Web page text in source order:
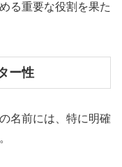
る重要な役割を果た
ー性
名前には、特に明確